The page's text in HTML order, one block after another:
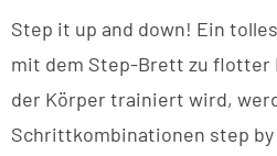
Step it up and down! Ein
mit dem Step-Brett zu flotter
der Körper trainiert wird,
Schrittkombinationen step